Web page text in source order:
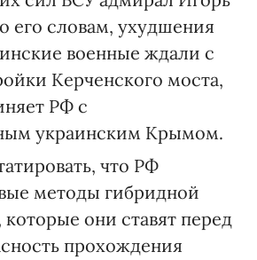
его словам, ухудшения
военные ждали с
Керченского моста,
РФ с
украинским Крымом.
что РФ
методы гибридной
они ставят перед
прохождения